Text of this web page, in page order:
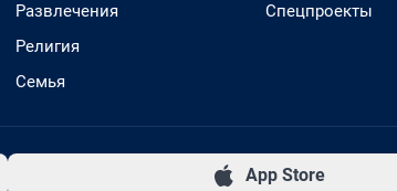
Развлечения
Религия
Семья
Спецпроекты
App Store